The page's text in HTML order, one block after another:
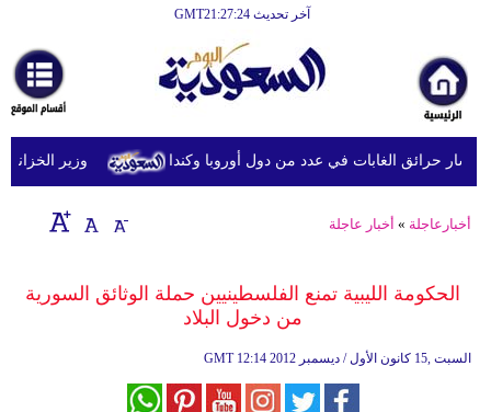
آخر تحديث GMT21:27:24
أخبارعاجلة
رياضة
ثقافة
إقتصاد
وموسيقى
وزير الخزانة حرائق الغابات في عدد من دول أوروبا وكندا
أخبارعاجلة » أخبار عاجلة
الحكومة الليبية تمنع الفلسطينيين حملة الوثائق السورية
من دخول البلاد
GMT 12:14 2012 السبت ,15 كانون الأول / ديسمبر